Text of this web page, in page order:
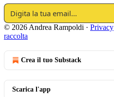
© 2026 Andrea Rampoldi · Privacy
raccolta
Crea il tuo Substack
Scarica l'app